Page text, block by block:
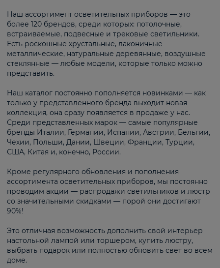
Наш ассортимент осветительных приборов — это
более 120 брендов, среди которых: потолочные,
встраиваемые, подвесные и трековые светильники.
Есть роскошные хрустальные, лаконичные
металлические, натуральные деревянные, воздушные
стеклянные — любые модели, которые только можно
представить.
Наш каталог постоянно пополняется новинками — как
только у представленного бренда выходит новая
коллекция, она сразу появляется в продаже у нас.
Среди представленных марок — самые популярные
бренды Италии, Германии, Испании, Австрии, Бельгии,
Чехии, Польши, Дании, Швеции, Франции, Турции,
США, Китая и, конечно, России.
Кроме регулярного обновления и пополнения
ассортимента осветительных приборов, мы постоянно
проводим акции — распродажи светильников и люстр
со значительными скидками — порой они достигают
90%!
Это отличная возможность дополнить свой интерьер
настольной лампой или торшером, купить люстру,
выбрать подарок или полностью обновить свет во всем
доме.